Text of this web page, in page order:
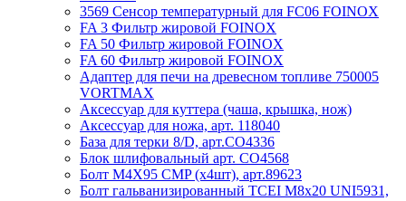
3569 Сенсор температурный для FC06 FOINOX
FA 3 Фильтр жировой FOINOX
FA 50 Фильтр жировой FOINOX
FA 60 Фильтр жировой FOINOX
Адаптер для печи на древесном топливе 750005
VORTMAX
Аксессуар для куттера (чаша, крышка, нож)
Аксессуар для ножа, арт. 118040
База для терки 8/D, арт.СО4336
Блок шлифовальный арт. CO4568
Болт M4X95 CMP (x4шт), арт.89623
Болт гальванизированный TCEI M8x20 UNI5931,